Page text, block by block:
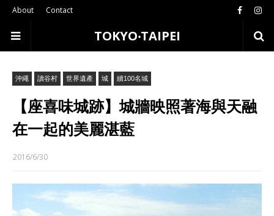
About Contact
TOKYO‧TAIPEI
沖繩 讀谷村 世界遺產 城 續100名城
【座喜味城跡】城牆映照著海與天融
在一起的美麗湛藍
2016/6/30